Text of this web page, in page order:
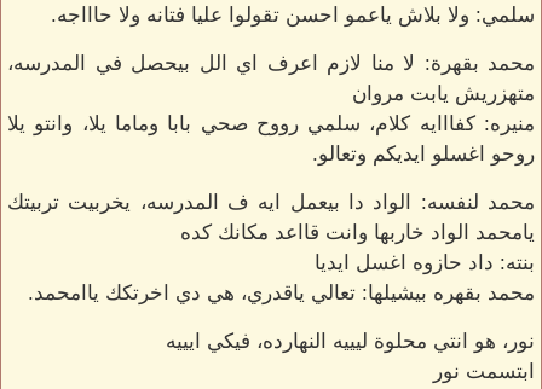
سلمي: ولا بلاش ياعمو احسن تقولوا عليا فتانه ولا حاااجه.
محمد بقهرة: لا منا لازم اعرف اي الل بيحصل في المدرسه،
متهزريش يابت مروان
منيره: كفااايه كلام، سلمي رووح صحي بابا وماما يلا، وانتو يلا
روحو اغسلو ايديكم وتعالو.
محمد لنفسه: الواد دا بيعمل ايه ف المدرسه، يخربيت تربيتك
يامحمد الواد خاربها وانت قااعد مكانك كده
بنته: داد حازوه اغسل ايديا
محمد بقهره بيشيلها: تعالي ياقدري، هي دي اخرتكك ياامحمد.
نور، هو انتي محلوة ليييه النهارده، فيكي ايييه
ابتسمت نور